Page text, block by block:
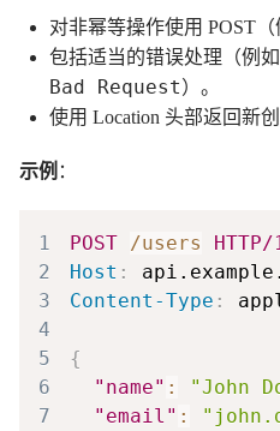
对非幂等操作使用 POST（
包括适当的错误处理（例
Bad Request）。
使用 Location 头部返回新
示例 ：
1 POST /users
2
Host :
3
Content-Type :
4
5
{
6
"name" : "John
7
"email" :